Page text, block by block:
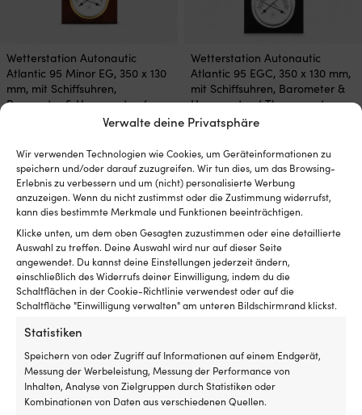
Verwalte deine Privatsphäre
Wir verwenden Technologien wie Cookies, um Geräteinformationen zu
speichern und/oder darauf zuzugreifen. Wir tun dies, um das Browsing-
Erlebnis zu verbessern und um (nicht) personalisierte Werbung
anzuzeigen. Wenn du nicht zustimmst oder die Zustimmung widerrufst,
kann dies bestimmte Merkmale und Funktionen beeinträchtigen.
Klicke unten, um dem oben Gesagten zuzustimmen oder eine detaillierte
Auswahl zu treffen. Deine Auswahl wird nur auf dieser Seite
angewendet. Du kannst deine Einstellungen jederzeit ändern,
einschließlich des Widerrufs deiner Einwilligung, indem du die
Schaltflächen in der Cookie-Richtlinie verwendest oder auf die
Schaltfläche "Einwilligung verwalten" am unteren Bildschirmrand klickst.
Statistiken
Speichern von oder Zugriff auf Informationen auf einem Endgerät,
Messung der Werbeleistung, Messung der Performance von
Inhalten, Analyse von Zielgruppen durch Statistiken oder
Kombinationen von Daten aus verschiedenen Quellen.
Wetterstation Autonautic
Atlantic 95 Minor EG, 350 x 130
mm, mit Schiffsuhren,
Barometer & Hygrometer /
Thermometer, Ø70/95 mm,
319,99€
MwSt. inkl.
7 VORRÄTIG
Wetterstation Autonautic
Atlantic 95 EGC, 350 x 130 mm,
mit Schiffsuhren, Barometer &
Hygrometer / Thermometer,
Ø70/95 mm, schwarzes Holz
mit verchromtem Messing
309,99€
MwSt. inkl.
6 VORRÄTIG
Barometer & Schiffsuhren
Wetterstation Autonautic